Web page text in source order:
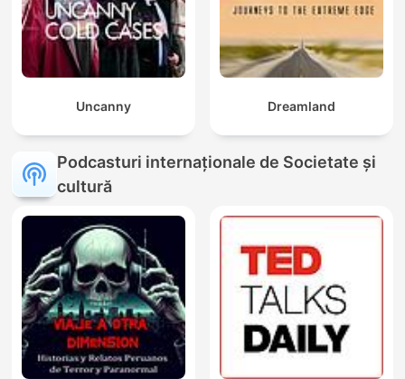
Uncanny Dreamland
Podcasturi internaționale de Societate și
cultură